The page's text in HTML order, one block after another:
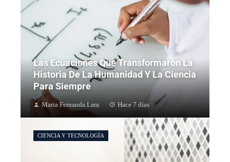
Las Ecuaciones Que Transformaron La
Historia De La Humanidad Y La Ciencia
Para Siempre
Maria Fernanda Lara Hace 7 días
CIENCIA Y TECNOLOGÍA